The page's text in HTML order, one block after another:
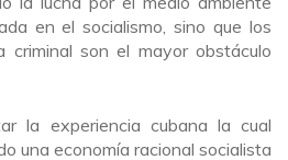
en el socialismo, sino que los
criminal son el mayor obstáculo
la experiencia cubana la cual
una economía racional socialista